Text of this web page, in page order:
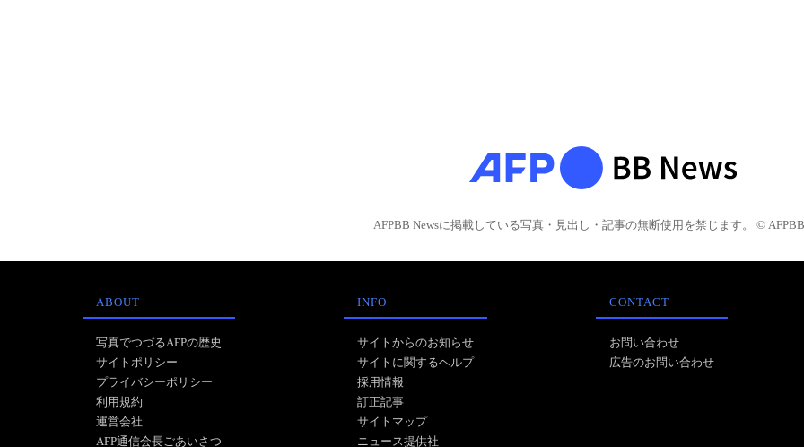
AFPBB Newsに掲載している写真・見出し・記事の無断使用を禁じます。 © AFPBB
ABOUT
写真でつづるAFPの歴史
サイトポリシー
プライバシーポリシー
利用規約
運営会社
AFP通信会長ごあいさつ
INFO
サイトからのお知らせ
サイトに関するヘルプ
採用情報
訂正記事
サイトマップ
ニュース提供社
CONTACT
お問い合わせ
広告のお問い合わせ